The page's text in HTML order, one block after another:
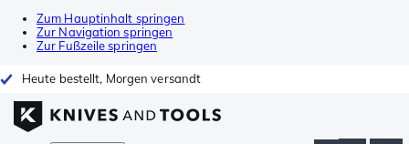
Zum Hauptinhalt springen
Zur Navigation springen
Zur Fußzeile springen
Heute bestellt, Morgen versandt